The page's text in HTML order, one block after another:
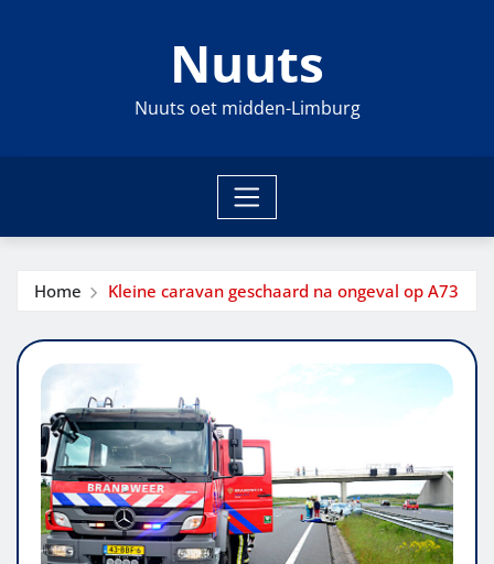
Nuuts
Nuuts oet midden-Limburg
Home Kleine caravan geschaard na ongeval op A73